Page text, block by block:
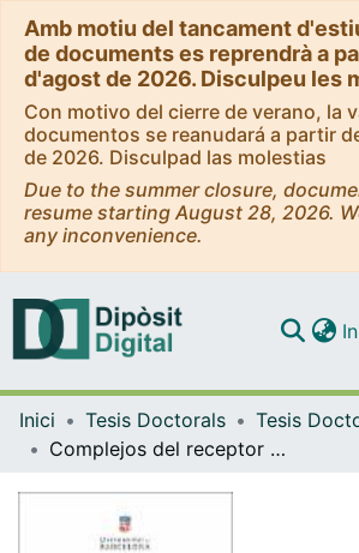
Amb motiu del tancament
de documents es reprendrà a
d'agost de 2026. Disculpeu les
Con motivo del cierre de verano, la
documentos se reanudará a partir
de 2026. Disculpad las molestias
Due to the summer closure,
resume starting August 28, 2026.
any inconvenience.
Navega
Inici Tesis Doctorals
Complejos del receptor sigma y de heterómeros de receptores acoplados a proteínas G en adicción y control de apetito